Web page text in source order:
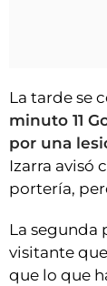
La tarde se
minuto 11
por una
Izarra avisó
portería,
La segunda
visitante
que lo que